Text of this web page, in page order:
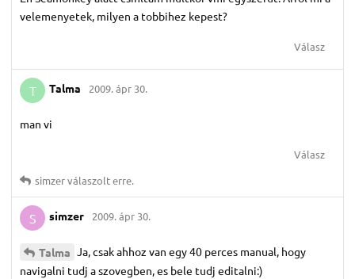
velemenyetek, milyen a tobbihez kepest?
Válasz
T Talma 2009. ápr 30.
man vi
Válasz
simzerválaszolt erre.
S simzer 2009. ápr 30.
Talma
Ja, csak ahhoz van egy 40 perces manual, hogy
navigalni tudj a szovegben, es bele tudj editalni:)